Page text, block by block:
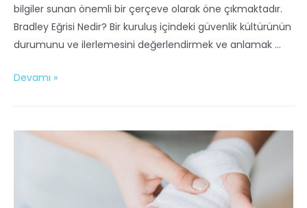
bilgiler sunan önemli bir çerçeve olarak öne çıkmaktadır.
Bradley Eğrisi Nedir? Bir kuruluş içindeki güvenlik kültürünün
durumunu ve ilerlemesini değerlendirmek ve anlamak …
Devamı »